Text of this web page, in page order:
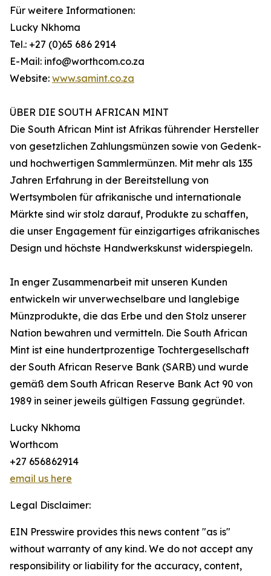
Für weitere Informationen:
Lucky Nkhoma
Tel.: +27 (0)65 686 2914
E-Mail: info@worthcom.co.za
Website: www.samint.co.za
ÜBER DIE SOUTH AFRICAN MINT
Die South African Mint ist Afrikas führender Hersteller
von gesetzlichen Zahlungsmünzen sowie von Gedenk-
und hochwertigen Sammlermünzen. Mit mehr als 135
Jahren Erfahrung in der Bereitstellung von
Wertsymbolen für afrikanische und internationale
Märkte sind wir stolz darauf, Produkte zu schaffen,
die unser Engagement für einzigartiges afrikanisches
Design und höchste Handwerkskunst widerspiegeln.
In enger Zusammenarbeit mit unseren Kunden
entwickeln wir unverwechselbare und langlebige
Münzprodukte, die das Erbe und den Stolz unserer
Nation bewahren und vermitteln. Die South African
Mint ist eine hundertprozentige Tochtergesellschaft
der South African Reserve Bank (SARB) und wurde
gemäß dem South African Reserve Bank Act 90 von
1989 in seiner jeweils gültigen Fassung gegründet.
Lucky Nkhoma
Worthcom
+27 656862914
email us here
Legal Disclaimer:
EIN Presswire provides this news content "as is"
without warranty of any kind. We do not accept any
responsibility or liability for the accuracy, content,